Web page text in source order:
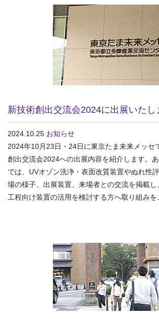
新技術創出交流会2024に出展いたし
2024.10.25 お知らせ
2024年10月23日・24日に東京たま未来メッセ
創出交流会2024への出展内容を紹介します。
では、UVオゾン洗浄・表面改質装置やぬれ性
場の様子、出展装置、来場者との交流を掲載
工程向け装置の活用を検討する方へ取り組みを